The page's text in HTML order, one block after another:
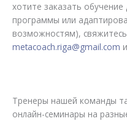
хотите заказать
программы или
возможностям),
metacoach.riga@gmail.com
Тренеры нашей команды
онлайн-семинары на